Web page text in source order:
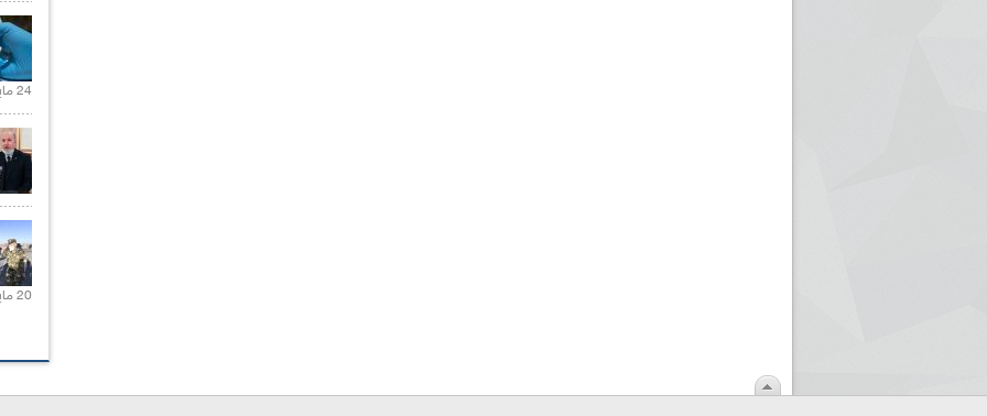
24 مايو 2021 |
20 مايو 2021 |